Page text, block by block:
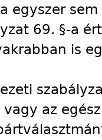
egyszer
69. §-a
is
az